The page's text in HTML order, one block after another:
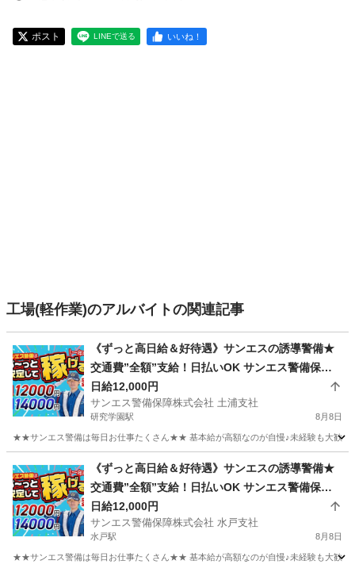
ポスト LINEで送る いいね！
工場(軽作業)のアルバイトの関連記事
《ずっと高日給＆好待遇》サンエスの誘導警備★
交通費”全額”支給！日払いOK サンエス警備保障
株式会社 土浦支社 研究学園
日給12,000円
サンエス警備保障株式会社 土浦支社
研究学園駅 8月8日
★★サンエス警備は毎日お仕事たくさん★★ 基本給が高額なのが自慢♪未経験も大歓迎
研究学園駅 警備員
サンエス警備保障株式会社
《ずっと高日給＆好待遇》サンエスの誘導警備★
交通費”全額”支給！日払いOK サンエス警備保障
株式会社 水戸支社 水戸
日給12,000円
サンエス警備保障株式会社 水戸支社
水戸駅 8月8日
★★サンエス警備は毎日お仕事たくさん★★ 基本給が高額なのが自慢♪未経験も大歓迎